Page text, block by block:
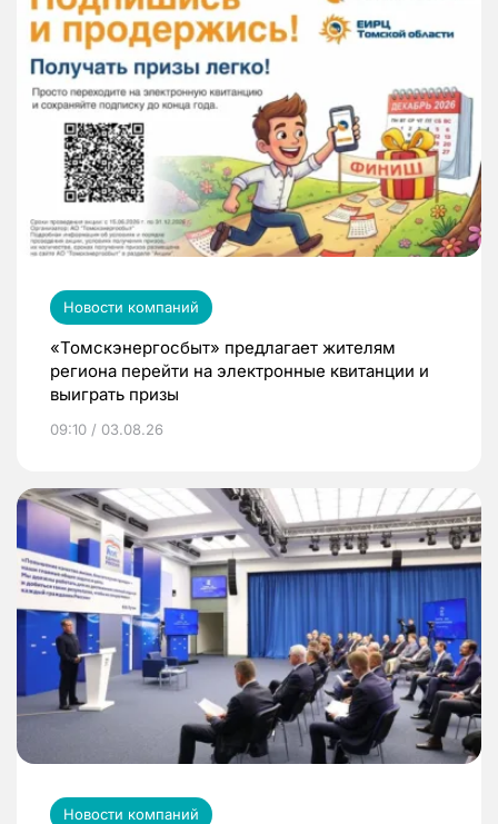
Новости компаний
«Томскэнергосбыт» предлагает жителям
региона перейти на электронные квитанции и
выиграть призы
09:10 / 03.08.26
Новости компаний